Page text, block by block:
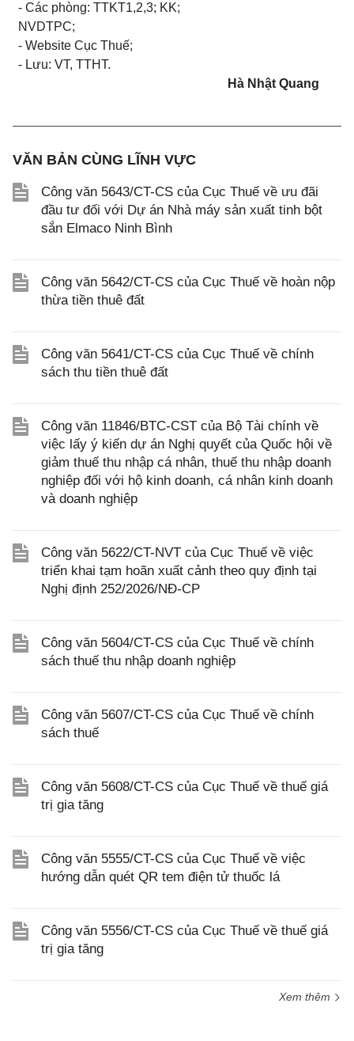
- Các phòng: TTKT1,2,3; KK;
NVDTPC;
- Website Cục Thuế;
- Lưu: VT, TTHT.
Hà Nhật Quang
VĂN BẢN CÙNG LĨNH VỰC
Công văn 5643/CT-CS của Cục Thuế về ưu đãi
đầu tư đối với Dự án Nhà máy sản xuất tinh bột
sắn Elmaco Ninh Bình
Công văn 5642/CT-CS của Cục Thuế về hoàn nộp
thừa tiền thuê đất
Công văn 5641/CT-CS của Cục Thuế về chính
sách thu tiền thuê đất
Công văn 11846/BTC-CST của Bộ Tài chính về
việc lấy ý kiến dự án Nghị quyết của Quốc hội về
giảm thuế thu nhập cá nhân, thuế thu nhập doanh
nghiệp đối với hộ kinh doanh, cá nhân kinh doanh
và doanh nghiệp
Công văn 5622/CT-NVT của Cục Thuế về việc
triển khai tạm hoãn xuất cảnh theo quy định tại
Nghị định 252/2026/NĐ-CP
Công văn 5604/CT-CS của Cục Thuế về chính
sách thuế thu nhập doanh nghiệp
Công văn 5607/CT-CS của Cục Thuế về chính
sách thuế
Công văn 5608/CT-CS của Cục Thuế về thuế giá
trị gia tăng
Công văn 5555/CT-CS của Cục Thuế về việc
hướng dẫn quét QR tem điện tử thuốc lá
Công văn 5556/CT-CS của Cục Thuế về thuế giá
trị gia tăng
Xem thêm